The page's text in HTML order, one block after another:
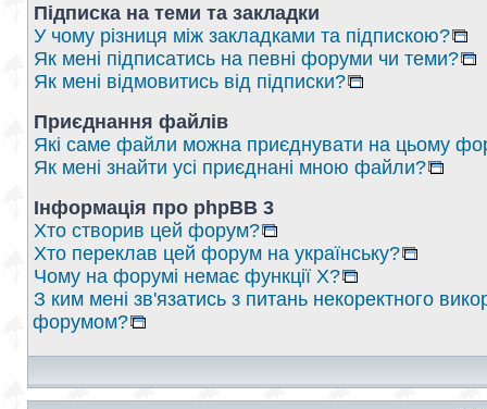
Підписка на теми та закладки
У чому різниця між закладками та підпискою?
Як мені підписатись на певні форуми чи теми?
Як мені відмовитись від підписки?
Приєднання файлів
Які саме файли можна приєднувати на цьому
Як мені знайти усі приєднані мною файли?
Інформація про phpBB 3
Хто створив цей форум?
Хто переклав цей форум на українську?
Чому на форумі немає функції X?
З ким мені зв'язатись з питань некоректного
форумом?